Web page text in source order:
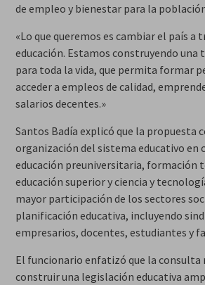
de empleo y bienestar para la
«Lo que queremos es cambiar el país a
educación. Estamos construyendo
para toda la vida, que permita formar
acceder a empleos de calidad,
salarios decentes.»
Santos Badía explicó que la propuesta
organización del sistema educativo en
educación preuniversitaria, formación
educación superior y ciencia y
mayor participación de los sectores
planificación educativa, incluyendo
empresarios, docentes, estudiantes y
El funcionario enfatizó que la consulta
construir una legislación educativa